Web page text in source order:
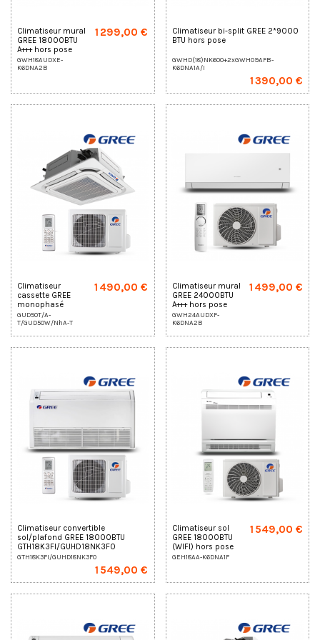
Climatiseur mural
GREE 18000BTU
A+++ hors pose
GWH18AUDXE-
K6DNA2B
1 299,00 €
Climatiseur bi-split GREE 2*9000
BTU hors pose
GWHD(18)NK6OO+2xGWH09AFB-
K6DNA1A/I
1 390,00 €
Climatiseur
cassette GREE
monophasé
GUD50T/A-
T/GUD50W/NhA-T
1 490,00 €
Climatiseur mural
GREE 24000BTU
A+++ hors pose
GWH24AUDXF-
K6DNA2B
1 499,00 €
Climatiseur convertible
sol/plafond GREE 18000BTU
GTH18K3FI/GUHD18NK3FO
GTH18K3FI/GUHD18NK3FO
1 549,00 €
Climatiseur sol
GREE 18000BTU
(WIFI) hors pose
GEH18AA-K6DNA1F
1 549,00 €